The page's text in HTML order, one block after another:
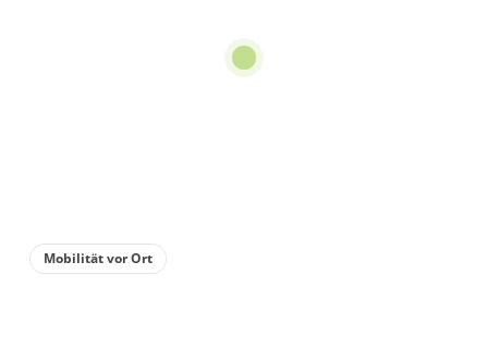
Mobilität vor Ort